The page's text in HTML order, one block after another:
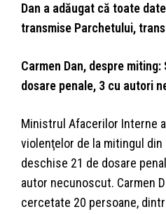
Dan a adăugat că toate
transmise Parchetului,
Carmen Dan, despre
dosare penale, 3 cu autori
Ministrul Afacerilor Interne
violenţelor de la mitingul
deschise 21 de dosare
autor necunoscut. Carmen
cercetate 20 persoane,